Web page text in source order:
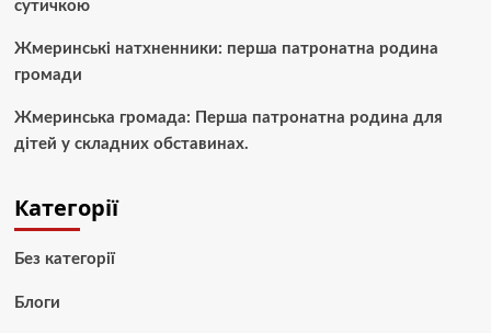
сутичкою
Жмеринські натхненники: перша патронатна родина
громади
Жмеринська громада: Перша патронатна родина для
дітей у складних обставинах.
Категорії
Без категорії
Блоги